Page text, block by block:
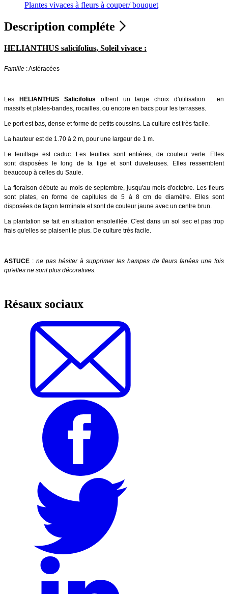
Plantes vivaces à fleurs à couper/ bouquet
Description compléte
HELIANTHUS salicifolius, Soleil vivace :
Famille : Astéracées
Les HELIANTHUS Salicifolius offrent un large choix d'utilisation : en
massifs et plates-bandes, rocailles, ou encore en bacs pour les terrasses.
Le port est bas, dense et forme de petits coussins. La culture est très facile.
La hauteur est de 1.70 à 2 m, pour une largeur de 1 m.
Le feuillage est caduc. Les feuilles sont entières, de couleur verte. Elles
sont disposées le long de la tige et sont duveteuses. Elles ressemblent
beaucoup à celles du Saule.
La floraison débute au mois de septembre, jusqu'au mois d'octobre. Les fleurs
sont plates, en forme de capitules de 5 à 8 cm de diamètre.
Elles sont
disposées de façon terminale et sont de couleur jaune avec un centre brun.
La plantation se fait en situation ensoleillée. C'est dans un sol sec et pas trop
frais qu'elles se plaisent le plus. De culture très facile.
ASTUCE : ne pas hésiter à supprimer les hampes de fleurs fanées une fois
qu'elles ne sont plus décoratives.
Résaux sociaux